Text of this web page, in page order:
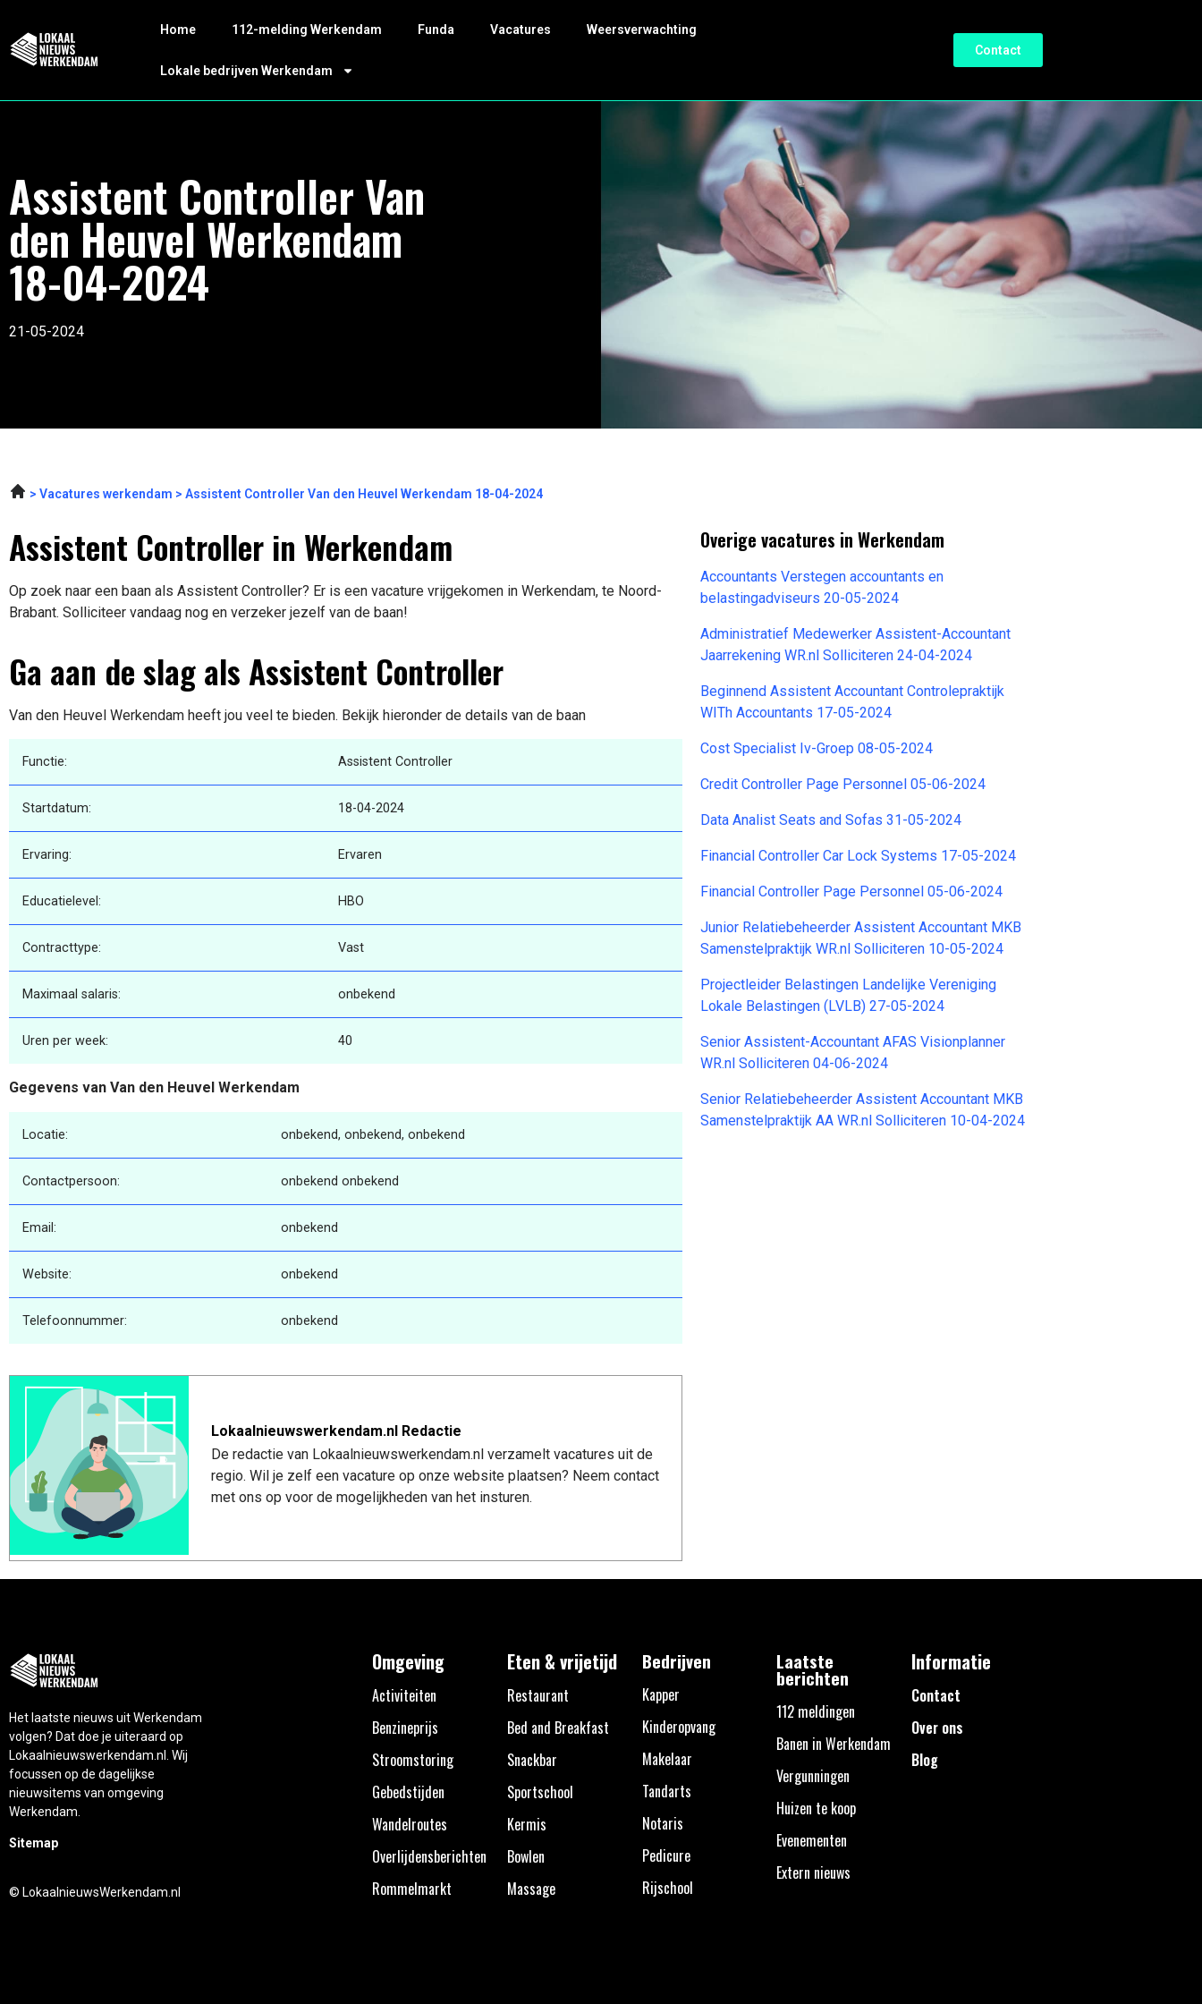
Home 112-melding Werkendam Funda Vacatures Weersverwachting
Lokale bedrijven Werkendam
Contact
Assistent Controller Van
den Heuvel Werkendam
18-04-2024
21-05-2024
Vacatures werkendam Assistent Controller Van den Heuvel Werkendam 18-04-2024
Assistent Controller in Werkendam
Op zoek naar een baan als Assistent Controller? Er is een vacature vrijgekomen in Werkendam, te Noord-
Brabant. Solliciteer vandaag nog en verzeker jezelf van de baan!
Ga aan de slag als Assistent Controller
Van den Heuvel Werkendam heeft jou veel te bieden. Bekijk hieronder de details van de baan
Functie: Assistent Controller
Startdatum: 18-04-2024
Ervaring: Ervaren
Educatielevel: HBO
Contracttype: Vast
Maximaal salaris: onbekend
Uren per week: 40
Gegevens van Van den Heuvel Werkendam
Locatie: onbekend, onbekend, onbekend
Contactpersoon: onbekend onbekend
Email: onbekend
Website: onbekend
Telefoonnummer: onbekend
Lokaalnieuwswerkendam.nl Redactie
De redactie van Lokaalnieuwswerkendam.nl verzamelt vacatures uit de
regio. Wil je zelf een vacature op onze website plaatsen? Neem contact
met ons op voor de mogelijkheden van het insturen.
Overige vacatures in Werkendam
Accountants Verstegen accountants en
belastingadviseurs 20-05-2024
Administratief Medewerker Assistent-Accountant
Jaarrekening WR.nl Solliciteren 24-04-2024
Beginnend Assistent Accountant Controlepraktijk
WITh Accountants 17-05-2024
Cost Specialist Iv-Groep 08-05-2024
Credit Controller Page Personnel 05-06-2024
Data Analist Seats and Sofas 31-05-2024
Financial Controller Car Lock Systems 17-05-2024
Financial Controller Page Personnel 05-06-2024
Junior Relatiebeheerder Assistent Accountant MKB
Samenstelpraktijk WR.nl Solliciteren 10-05-2024
Projectleider Belastingen Landelijke Vereniging
Lokale Belastingen (LVLB) 27-05-2024
Senior Assistent-Accountant AFAS Visionplanner
WR.nl Solliciteren 04-06-2024
Senior Relatiebeheerder Assistent Accountant MKB
Samenstelpraktijk AA WR.nl Solliciteren 10-04-2024
Het laatste nieuws uit Werkendam
volgen? Dat doe je uiteraard op
Lokaalnieuwswerkendam.nl. Wij
focussen op de dagelijkse
nieuwsitems van omgeving
Werkendam.
Sitemap
© LokaalnieuwsWerkendam.nl
Omgeving
Activiteiten
Benzineprijs
Stroomstoring
Gebedstijden
Wandelroutes
Overlijdensberichten
Rommelmarkt
Eten & vrijetijd
Restaurant
Bed and Breakfast
Snackbar
Sportschool
Kermis
Bowlen
Massage
Bedrijven
Kapper
Kinderopvang
Makelaar
Tandarts
Notaris
Pedicure
Rijschool
Laatste
berichten
112 meldingen
Banen in Werkendam
Vergunningen
Huizen te koop
Evenementen
Extern nieuws
Informatie
Contact
Over ons
Blog